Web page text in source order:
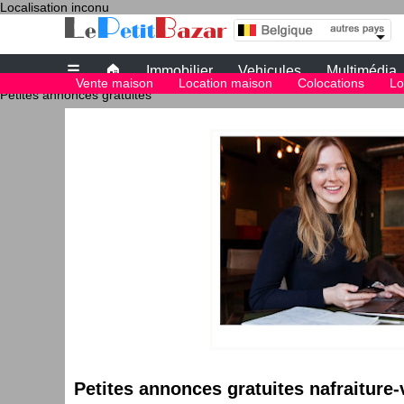
Localisation inconu
le bon coin nafraiture vresse sur semois
☰ 🏠 Immobilier Vehicules Multimédia
Leboncoin belgique
Vente maison
Location maison Colocations
Petites annonces gratuites
petite annonce gratuite belgique
PETITES ANNONCES BELGIQUE
Le plus grand site de petites annonces pour des affaires d'occasion
Des annonces et de bonnes affaires d'occasion. Insérez
Petites annonces gratuites